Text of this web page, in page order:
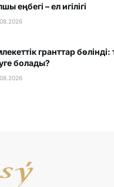
еңбегі – ел игілігі
гранттар бөлінді:
болады?